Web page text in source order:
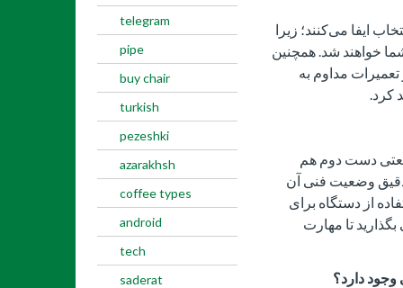
telegram
pipe
buy chair
turkish
pezeshki
azarakhsh
coffee types
android
tech
saderat
ایفا می‌کنند؛ زیرا
خواهند شد. همچنین
مداوم به
کرد.
دست دوم هم
وضعیت فنی آن
از دستگاه برای
تا مهارت
دارد؟